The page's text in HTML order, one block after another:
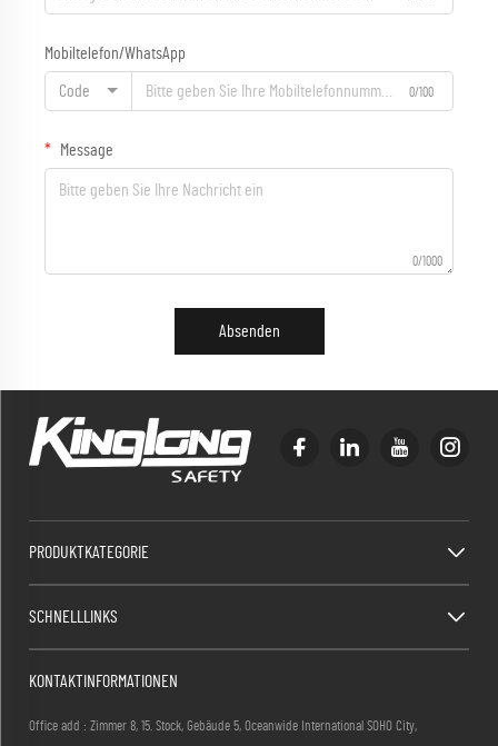
Mobiltelefon/WhatsApp
Code 0/100
Message
0/1000
Absenden
PRODUKTKATEGORIE
SCHNELLLINKS
KONTAKTINFORMATIONEN
Office add : Zimmer 8, 15. Stock, Gebäude 5, Oceanwide International SOHO City,